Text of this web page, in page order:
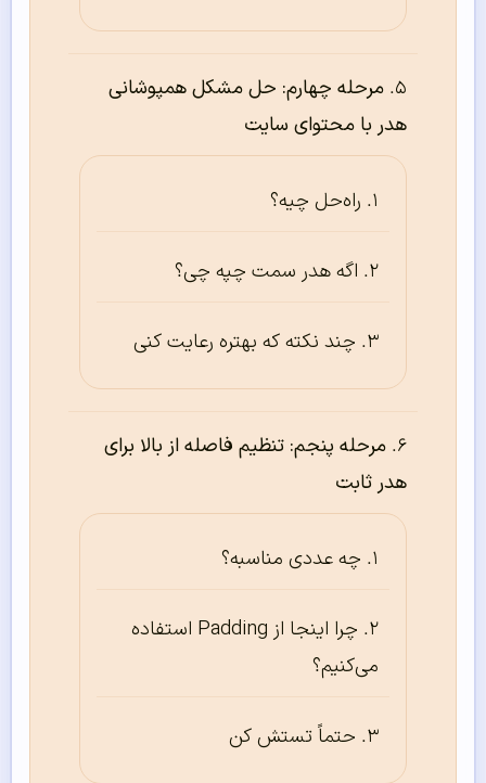
مرحله چهارم: حل مشکل همپوشانی
هدر با محتوای سایت
راه‌حل چیه؟
اگه هدر سمت چپه چی؟
چند نکته که بهتره رعایت کنی
مرحله پنجم: تنظیم فاصله از بالا برای
هدر ثابت
چه عددی مناسبه؟
چرا اینجا از Padding استفاده
می‌کنیم؟
حتماً تستش کن